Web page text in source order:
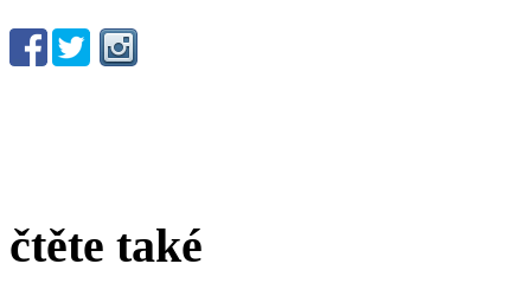
čtěte také